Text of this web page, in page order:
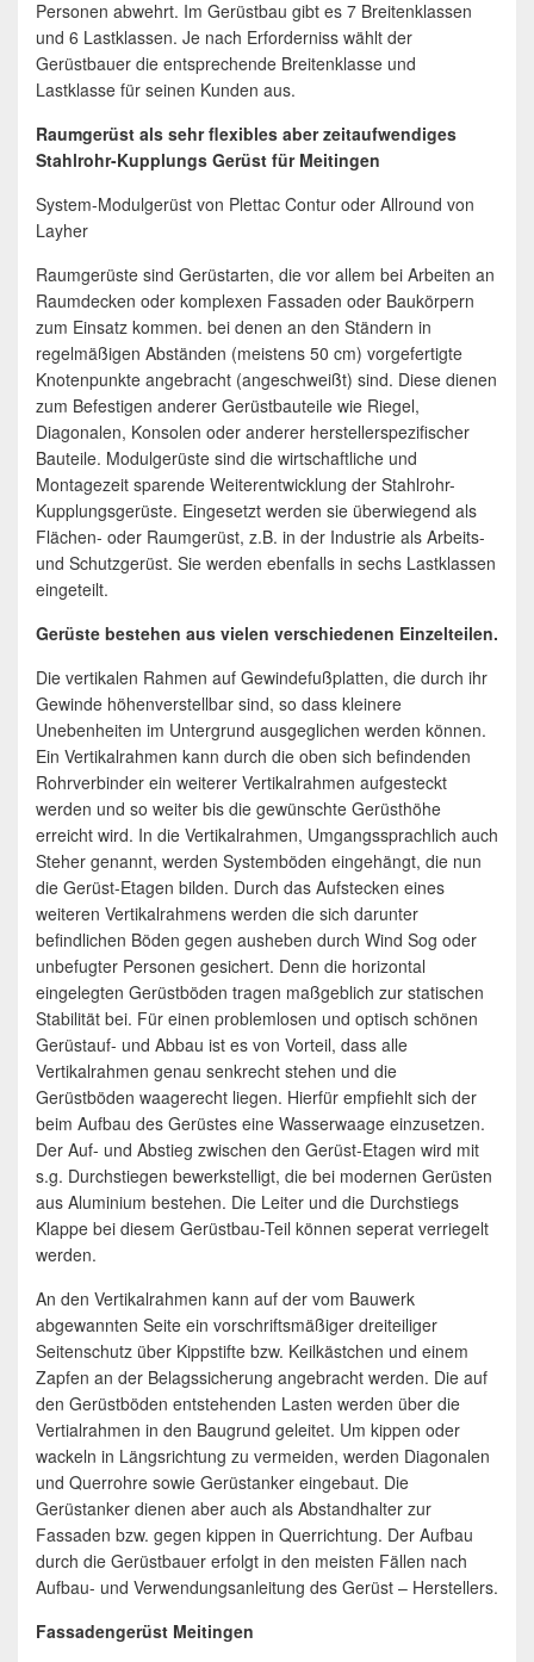
Personen abwehrt. Im Gerüstbau gibt es 7 Breitenklassen
und 6 Lastklassen. Je nach Erforderniss wählt der
Gerüstbauer die entsprechende Breitenklasse und
Lastklasse für seinen Kunden aus.
Raumgerüst als sehr flexibles aber zeitaufwendiges
Stahlrohr-Kupplungs Gerüst für Meitingen
System-Modulgerüst von Plettac Contur oder Allround von
Layher
Raumgerüste sind Gerüstarten, die vor allem bei Arbeiten an
Raumdecken oder komplexen Fassaden oder Baukörpern
zum Einsatz kommen. bei denen an den Ständern in
regelmäßigen Abständen (meistens 50 cm) vorgefertigte
Knotenpunkte angebracht (angeschweißt) sind. Diese dienen
zum Befestigen anderer Gerüstbauteile wie Riegel,
Diagonalen, Konsolen oder anderer herstellerspezifischer
Bauteile. Modulgerüste sind die wirtschaftliche und
Montagezeit sparende Weiterentwicklung der Stahlrohr-
Kupplungsgerüste. Eingesetzt werden sie überwiegend als
Flächen- oder Raumgerüst, z.B. in der Industrie als Arbeits-
und Schutzgerüst. Sie werden ebenfalls in sechs Lastklassen
eingeteilt.
Gerüste bestehen aus vielen verschiedenen Einzelteilen.
Die vertikalen Rahmen auf Gewindefußplatten, die durch ihr
Gewinde höhenverstellbar sind, so dass kleinere
Unebenheiten im Untergrund ausgeglichen werden können.
Ein Vertikalrahmen kann durch die oben sich befindenden
Rohrverbinder ein weiterer Vertikalrahmen aufgesteckt
werden und so weiter bis die gewünschte Gerüsthöhe
erreicht wird. In die Vertikalrahmen, Umgangssprachlich auch
Steher genannt, werden Systemböden eingehängt, die nun
die Gerüst-Etagen bilden. Durch das Aufstecken eines
weiteren Vertikalrahmens werden die sich darunter
befindlichen Böden gegen ausheben durch Wind Sog oder
unbefugter Personen gesichert. Denn die horizontal
eingelegten Gerüstböden tragen maßgeblich zur statischen
Stabilität bei. Für einen problemlosen und optisch schönen
Gerüstauf- und Abbau ist es von Vorteil, dass alle
Vertikalrahmen genau senkrecht stehen und die
Gerüstböden waagerecht liegen. Hierfür empfiehlt sich der
beim Aufbau des Gerüstes eine Wasserwaage einzusetzen.
Der Auf- und Abstieg zwischen den Gerüst-Etagen wird mit
s.g. Durchstiegen bewerkstelligt, die bei modernen Gerüsten
aus Aluminium bestehen. Die Leiter und die Durchstiegs
Klappe bei diesem Gerüstbau-Teil können seperat verriegelt
werden.
An den Vertikalrahmen kann auf der vom Bauwerk
abgewannten Seite ein vorschriftsmäßiger dreiteiliger
Seitenschutz über Kippstifte bzw. Keilkästchen und einem
Zapfen an der Belagssicherung angebracht werden. Die auf
den Gerüstböden entstehenden Lasten werden über die
Vertialrahmen in den Baugrund geleitet. Um kippen oder
wackeln in Längsrichtung zu vermeiden, werden Diagonalen
und Querrohre sowie Gerüstanker eingebaut. Die
Gerüstanker dienen aber auch als Abstandhalter zur
Fassaden bzw. gegen kippen in Querrichtung. Der Aufbau
durch die Gerüstbauer erfolgt in den meisten Fällen nach
Aufbau- und Verwendungsanleitung des Gerüst – Herstellers.
Fassadengerüst Meitingen